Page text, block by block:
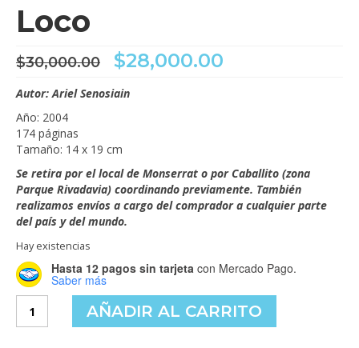
Videos
Tienda
Loco
$30,000.00 El
precio
original
$28,000.00
Autor: Ariel Senosiain
Año: 2004
174 páginas
Tamaño: 14 x 19 cm
Se retira por el local de Monserrat o por Caballito (zona
Parque Rivadavia) coordinando previamente. También
realizamos envíos a cargo del comprador a cualquier parte
del país y del mundo.
Hay existencias
Hasta 12 pagos sin tarjeta con Mercado Pago.
Saber más
suficientementeAÑADIR AL CARRITO